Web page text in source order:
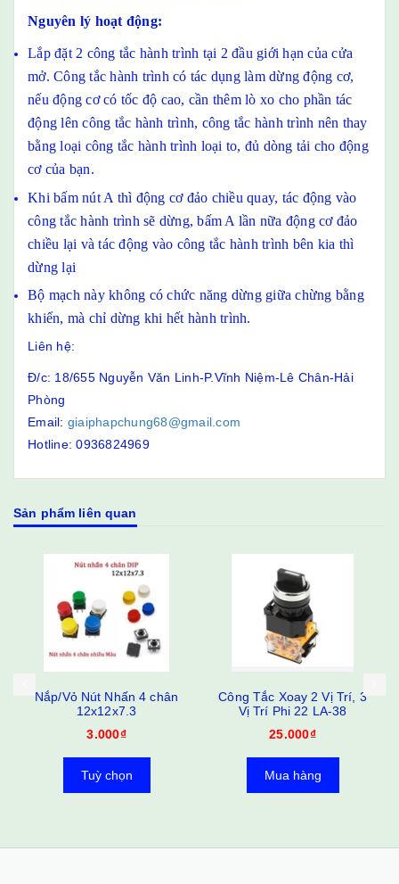
Nguyên lý hoạt động:
Lắp đặt 2 công tắc hành trình tại 2 đầu giới hạn của cửa
mở. Công tắc hành trình có tác dụng làm dừng động cơ,
nếu động cơ có tốc độ cao, cần thêm lò xo cho phần tác
động lên công tắc hành trình, công tắc hành trình nên thay
bằng loại công tắc hành trình loại to, đủ dòng tải cho động
cơ của bạn.
Khi bấm nút A thì động cơ đảo chiều quay, tác động vào
công tắc hành trình sẽ dừng, bấm A lần nữa động cơ đảo
chiều lại và tác động vào công tắc hành trình bên kia thì
dừng lại
Bộ mạch này không có chức năng dừng giữa chừng bằng
khiển, mà chỉ dừng khi hết hành trình.
Liên hệ:
Đ/c: 18/655 Nguyễn Văn Linh-P.Vĩnh Niệm-Lê Chân-Hải
Phòng
Email: giaiphapchung68@gmail.com
Hotline: 0936824969
Sản phẩm liên quan
Nắp/Vỏ Nút Nhấn 4 chân
12x12x7.3
3.000₫
Tuỳ chọn
Công Tắc Xoay 2 Vị Trí, 3
Vị Trí Phi 22 LA-38
25.000₫
Mua hàng